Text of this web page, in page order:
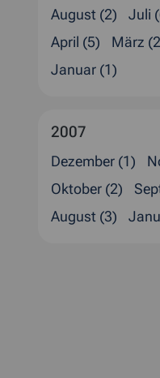
August (2)
Juli
April (5)
März
Januar (1)
2007
Dezember (1)
Oktober (2)
August (3)